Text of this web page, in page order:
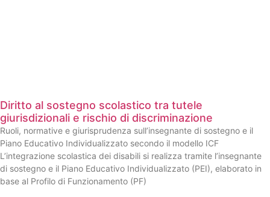
Diritto al sostegno scolastico tra tutele
giurisdizionali e rischio di discriminazione
Ruoli, normative e giurisprudenza sull’insegnante di sostegno e il
Piano Educativo Individualizzato secondo il modello ICF
L’integrazione scolastica dei disabili si realizza tramite l’insegnante
di sostegno e il Piano Educativo Individualizzato (PEI), elaborato in
base al Profilo di Funzionamento (PF)